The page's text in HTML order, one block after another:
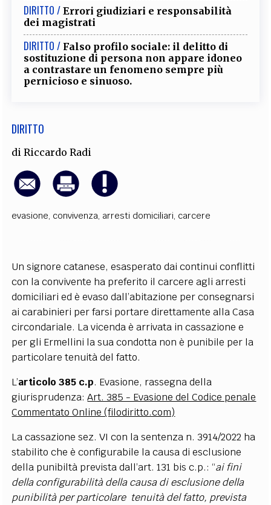
DIRITTO / Errori giudiziari e responsabilità
dei magistrati
DIRITTO / Falso profilo sociale: il delitto di
sostituzione di persona non appare idoneo
a contrastare un fenomeno sempre più
pernicioso e sinuoso.
DIRITTO
diRiccardo Radi
evasione, convivenza, arresti domiciliari, carcere
Un signore catanese, esasperato dai continui conflitti
con la convivente ha preferito il carcere agli arresti
domiciliari ed è evaso dall’abitazione per consegnarsi
ai carabinieri per farsi portare direttamente alla Casa
circondariale. La vicenda è arrivata in cassazione e
per gli Ermellini la sua condotta non è punibile per la
particolare tenuità del fatto.
L’articolo 385 c.p. Evasione, rassegna della
giurisprudenza:Art. 385 - Evasione del Codice penale
Commentato Online (filodiritto.com)
La cassazione sez. VI con la sentenza n. 3914/2022 ha
stabilito che è configurabile la causa di esclusione
della punibiltà prevista dall’art. 131 bis c.p.: “ai fini
della configurabilità della causa di esclusione della
punibilità per particolare tenuità del fatto, prevista